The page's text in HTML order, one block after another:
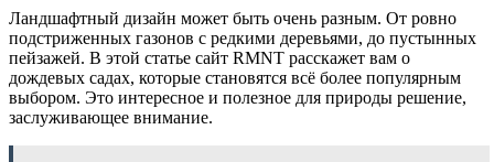
Ландшафтный дизайн может быть очень разным. От ровно
подстриженных газонов с редкими деревьями, до пустынных
пейзажей. В этой статье сайт RMNT расскажет вам о
дождевых садах, которые становятся всё более популярным
выбором. Это интересное и полезное для природы решение,
заслуживающее внимание.